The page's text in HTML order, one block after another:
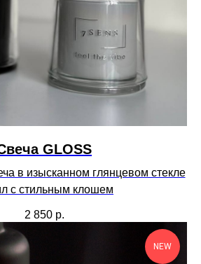
GLOSS
в изысканном глянцевом стекле
с стильным клошем
2 850 р.
NEW